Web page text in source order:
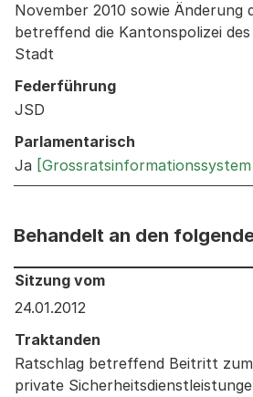
November 2010 sowie Änderung
betreffend die Kantonspolizei
Stadt
Federführung
JSD
Parlamentarisch
Ja [Grossratsinformationssystem
Behandelt an den
Behandelt an den folgenden
Sitzung vom
24.01.2012
Traktanden
Ratschlag betreffend Beitritt
private